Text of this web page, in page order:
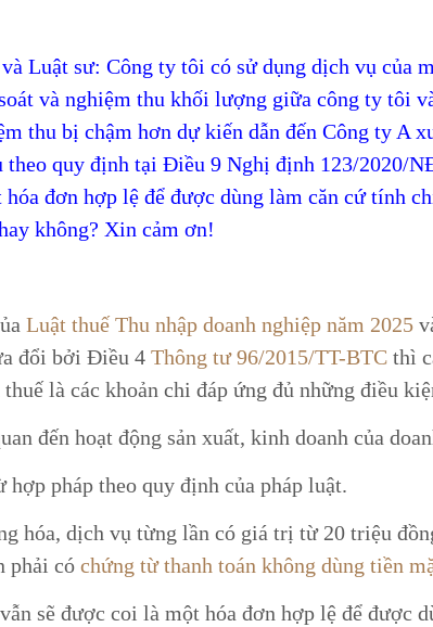
Luật sư: Công ty tôi có sử dụng dịch vụ của
và nghiệm thu khối lượng giữa công ty tôi
thu bị chậm hơn dự kiến dẫn đến Công ty A
quy định tại Điều 9 Nghị định 123/2020/
đơn hợp lệ để được dùng làm căn cứ tính
không? Xin cảm ơn!
Luật thuế Thu nhập doanh nghiệp năm 2025
đổi bởi Điều 4 Thông tư 96/2015/TT-BTCthì
là các khoản chi đáp ứng đủ những điều
đến hoạt động sản xuất, kinh doanh của
pháp theo quy định của pháp luật.
hóa, dịch vụ từng lần có giá trị từ 20 triệu
phải có chứng từ thanh toán không dùng tiền
sẽ được coi là một hóa đơn hợp lệ để được